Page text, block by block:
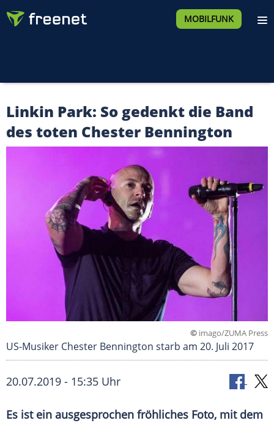
MOBILFUNK
Linkin Park: So gedenkt die Band
des toten Chester Bennington
© imago/ZUMA Press
US-Musiker Chester Bennington starb am 20. Juli 2017
20.07.2019 - 15:35 Uhr
Es ist ein ausgesprochen fröhliches Foto, mit dem